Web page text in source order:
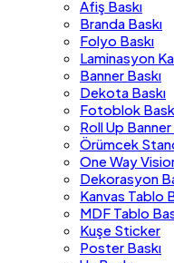
Afiş Baskı
Branda Baskı
Folyo Baskı
Laminasyon
Banner Baskı
Dekota Baskı
Fotoblok
Roll Up Banner
Örümcek
One Way
Dekorasyon
Kanvas Tablo
MDF Tablo
Kuşe Sticker
Poster Baskı